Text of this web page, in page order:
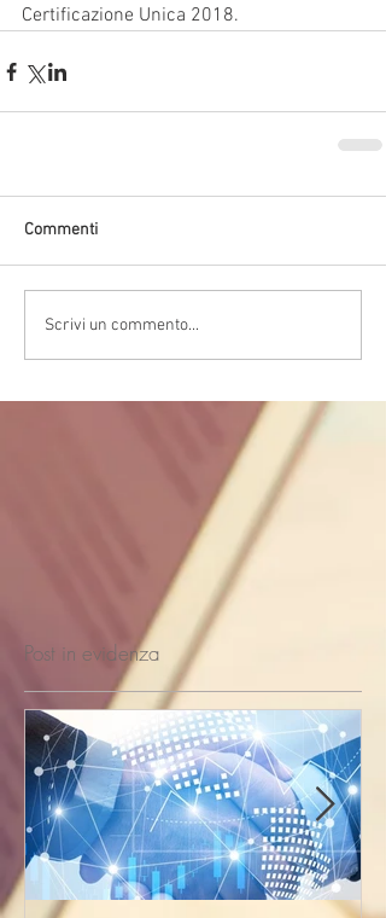
Certificazione Unica 2018.
Commenti
Scrivi un commento...
Post in evidenza